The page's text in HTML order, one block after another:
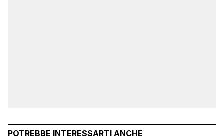
POTREBBE INTERESSARTI ANCHE